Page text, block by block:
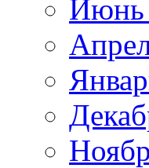
Июнь